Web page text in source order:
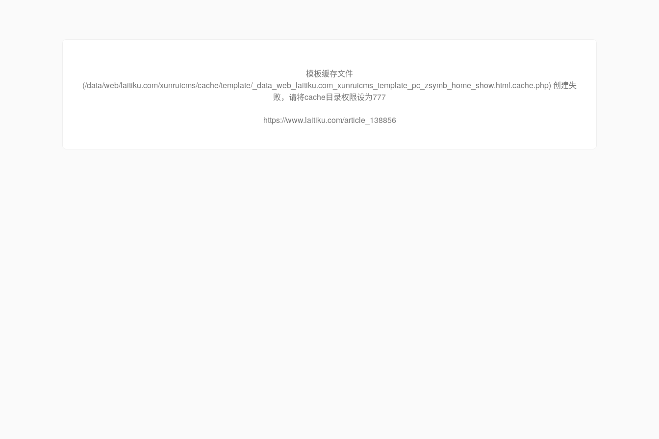
模板缓存文件
(/data/web/laitiku.com/xunruicms/cache/template/_data_web_laitiku.com_xunruicms_template_pc_zsymb_home_show.html.cache.php) 创建失
败，请将cache目录权限设为777
https://www.laitiku.com/article_138856